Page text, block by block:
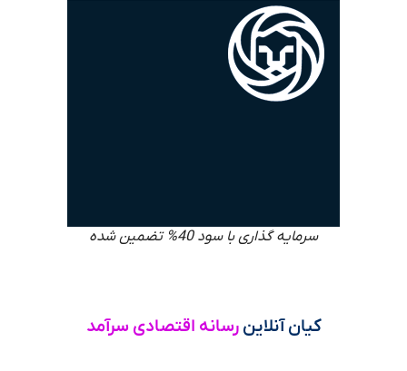
سرمایه گذاری با سود 40% تضمین شده
کیان آنلاین رسانه اقتصادی سرآمد